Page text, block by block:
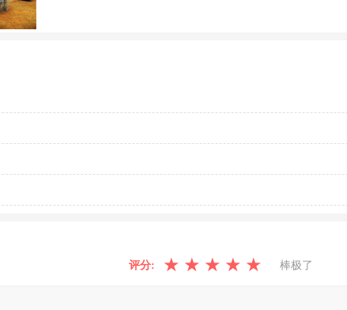
评分: ★ ★ ★ ★ ★ 棒极了